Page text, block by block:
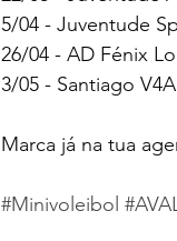
5/04 - Juventude
26/04 - AD Fénix
3/05 - Santiago
Marca já na tua
#Minivoleibol